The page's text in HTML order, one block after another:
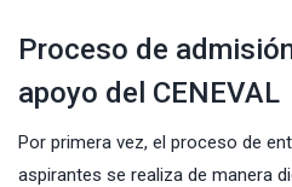
Proceso de
apoyo del CENEVAL
Por primera vez, el proceso de
aspirantes se realiza de manera